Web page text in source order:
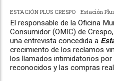
ESTACIÓN PLUS CRESPO Estación
El responsable de la Oficina
Consumidor (OMIC) de
una entrevista concedida a
crecimiento de los reclamos
los llamados intimidatorios
reconocidos y las compras